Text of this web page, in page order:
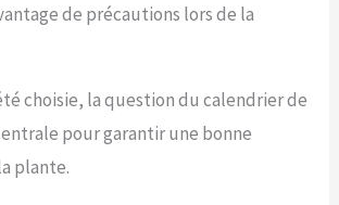
de précautions lors de la
choisie, la question du calendrier de
pour garantir une bonne
plante.